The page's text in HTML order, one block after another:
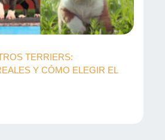
TERRIERS:
Y CÓMO ELEGIR EL